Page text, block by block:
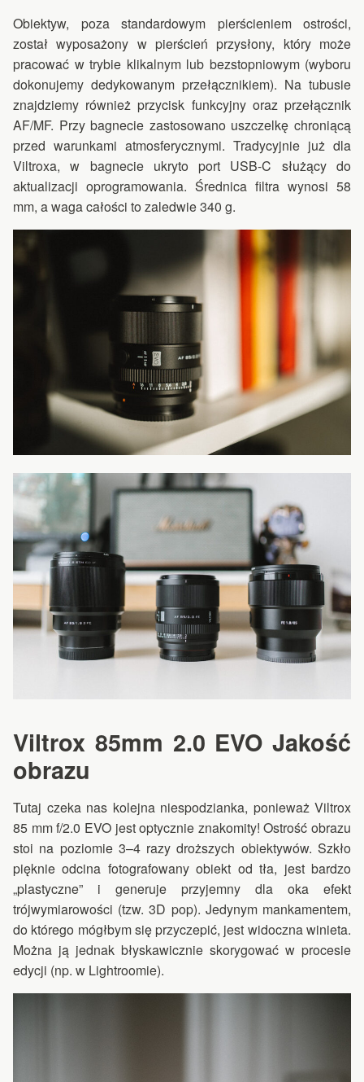
Obiektyw, poza standardowym pierścieniem ostrości,
został wyposażony w pierścień przysłony, który może
pracować w trybie klikalnym lub bezstopniowym (wyboru
dokonujemy dedykowanym przełącznikiem). Na tubusie
znajdziemy również przycisk funkcyjny oraz przełącznik
AF/MF. Przy bagnecie zastosowano uszczelkę chroniącą
przed warunkami atmosferycznymi. Tradycyjnie już dla
Viltroxa, w bagnecie ukryto port USB-C służący do
aktualizacji oprogramowania. Średnica filtra wynosi 58
mm, a waga całości to zaledwie 340 g.
Viltrox 85mm 2.0 EVO Jakość
obrazu
Tutaj czeka nas kolejna niespodzianka, ponieważ Viltrox
85 mm f/2.0 EVO jest optycznie znakomity! Ostrość obrazu
stoi na poziomie 3–4 razy droższych obiektywów. Szkło
pięknie odcina fotografowany obiekt od tła, jest bardzo
„plastyczne” i generuje przyjemny dla oka efekt
trójwymiarowości (tzw. 3D pop). Jedynym mankamentem,
do którego mógłbym się przyczepić, jest widoczna winieta.
Można ją jednak błyskawicznie skorygować w procesie
edycji (np. w Lightroomie).